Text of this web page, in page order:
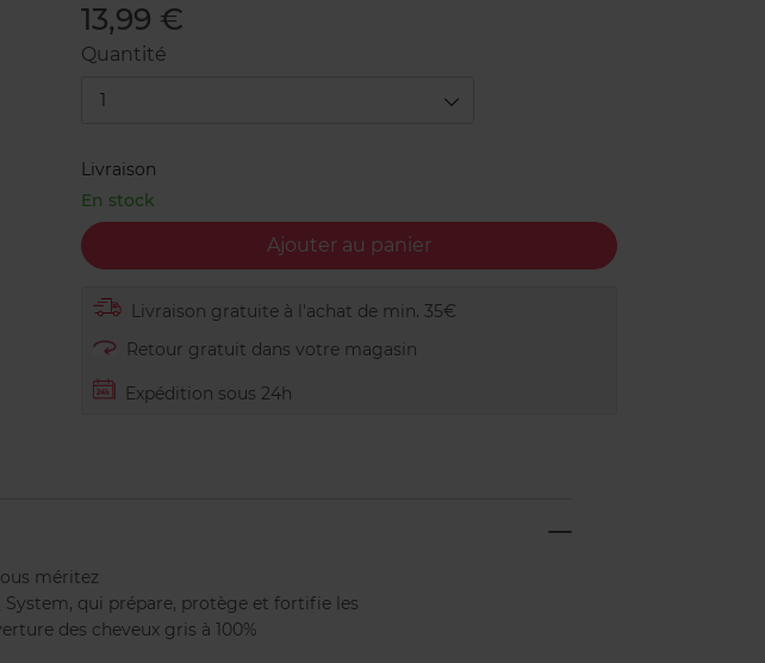
13,99 €
Quantité
1
Livraison
En stock
Ajouter au panier
Livraison gratuite à l'achat de min. 35€
Retour gratuit dans votre magasin
Expédition sous 24h
méritez
qui prépare, protège et fortifie les
des cheveux gris à 100%